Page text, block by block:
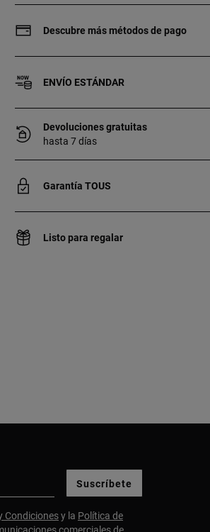
forma de oso Bold Bear. Tamaño gema:
10,1 mm.
Descubre más métodos de pago
ENVÍO ESTÁNDAR
Devoluciones gratuitas
hasta 7 días
Garantía TOUS
Listo para regalar
Suscríbete
Condicionesy la Política de
comerciales de